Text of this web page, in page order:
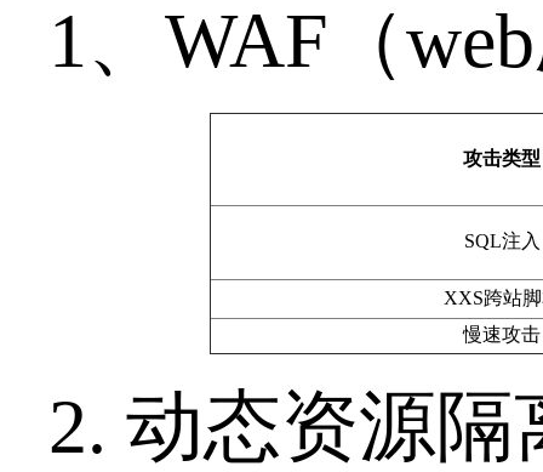
1、 WAF （web
攻击类型
SQL注入
XXS跨站
慢速攻击
2. 动态资源隔